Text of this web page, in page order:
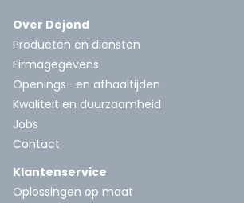
Over Dejond
Producten en diensten
Firmagegevens
Openings- en afhaaltijden
Kwaliteit en duurzaamheid
Jobs
Contact
Klantenservice
Oplossingen op maat